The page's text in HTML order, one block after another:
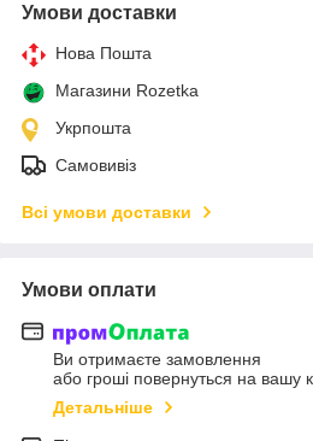
Умови доставки
Нова Пошта
Магазини Rozetka
Укрпошта
Самовивіз
Всі умови доставки
Умови оплати
Ви отримаєте замовлення
або гроші повернуться на вашу
Детальніше